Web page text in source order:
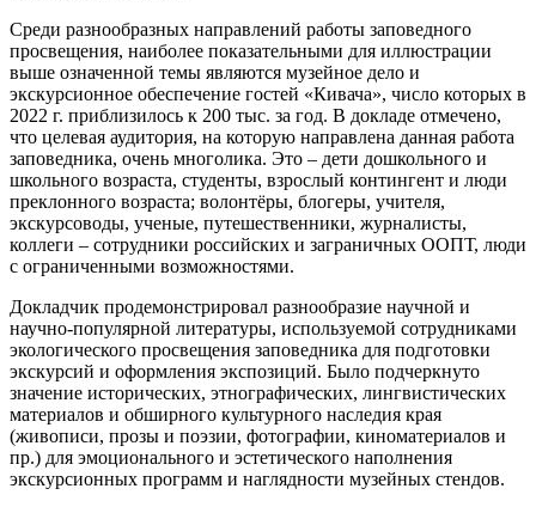
Среди разнообразных направлений работы заповедного
просвещения, наиболее показательными для иллюстрации
выше означенной темы являются музейное дело и
экскурсионное обеспечение гостей «Кивача», число которых в
2022 г. приблизилось к 200 тыс. за год. В докладе отмечено,
что целевая аудитория, на которую направлена данная работа
заповедника, очень многолика. Это – дети дошкольного и
школьного возраста, студенты, взрослый контингент и люди
преклонного возраста; волонтёры, блогеры, учителя,
экскурсоводы, ученые, путешественники, журналисты,
коллеги – сотрудники российских и заграничных ООПТ, люди
с ограниченными возможностями.
Докладчик продемонстрировал разнообразие научной и
научно-популярной литературы, используемой сотрудниками
экологического просвещения заповедника для подготовки
экскурсий и оформления экспозиций. Было подчеркнуто
значение исторических, этнографических, лингвистических
материалов и обширного культурного наследия края
(живописи, прозы и поэзии, фотографии, киноматериалов и
пр.) для эмоционального и эстетического наполнения
экскурсионных программ и наглядности музейных стендов.